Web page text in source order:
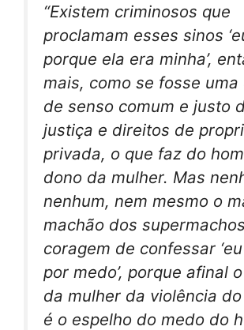
“Existem criminosos que
proclamam esses sinos
porque ela era minha’,
mais, como se fosse uma
de senso comum e justo
justiça e direitos de
privada, o que faz do
dono da mulher. Mas
nenhum, nem mesmo o
machão dos
coragem de confessar
por medo’, porque afinal
da mulher da violência
é o espelho do medo do